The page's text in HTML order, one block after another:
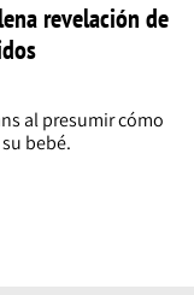
revelación de
al presumir cómo
bebé.